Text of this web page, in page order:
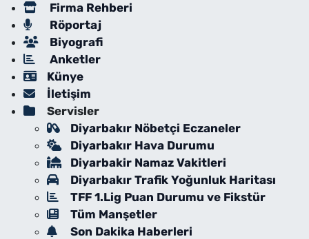
Firma Rehberi
Röportaj
Biyografi
Anketler
Künye
İletişim
Servisler
Diyarbakır Nöbetçi Eczaneler
Diyarbakır Hava Durumu
Diyarbakir Namaz Vakitleri
Diyarbakır Trafik Yoğunluk Haritası
TFF 1.Lig Puan Durumu ve Fikstür
Tüm Manşetler
Son Dakika Haberleri